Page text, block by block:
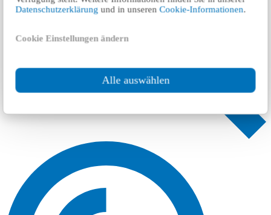
Datenschutzerklärung und in unserenCookie-Informationen.
Cookie Einstellungen ändern
Alle auswählen